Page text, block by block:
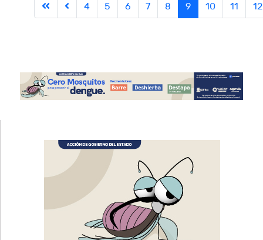
4 5 6 7 8 9 10 11 12